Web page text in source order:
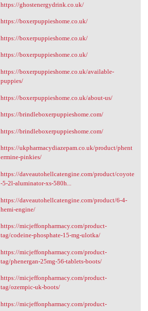
https://ghostenergydrink.co.uk/
https://boxerpuppieshome.co.uk/
https://boxerpuppieshome.co.uk/
https://boxerpuppieshome.co.uk/
https://boxerpuppieshome.co.uk/available-
puppies/
https://boxerpuppieshome.co.uk/about-us/
https://brindleboxerpuppieshome.com/
https://brindleboxerpuppieshome.com/
https://ukpharmacydiazepam.co.uk/product/phent
ermine-pinkies/
https://daveautohellcatengine.com/product/coyote
-5-2l-aluminator-xs-580h...
https://daveautohellcatengine.com/product/6-4-
hemi-engine/
https://micjeffonpharmacy.com/product-
tag/codeine-phosphate-15-mg-ulotka/
https://micjeffonpharmacy.com/product-
tag/phenergan-25mg-56-tablets-boots/
https://micjeffonpharmacy.com/product-
tag/ozempic-uk-boots/
https://micjeffonpharmacy.com/product-